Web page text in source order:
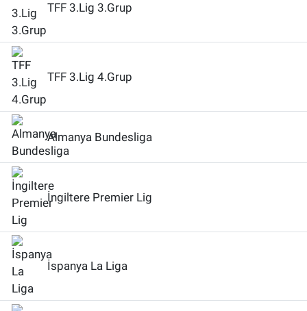
TFF 3.Lig 3.Grup
TFF 3.Lig 4.Grup
Almanya Bundesliga
İngiltere Premier Lig
İspanya La Liga